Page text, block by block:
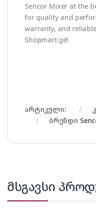
Sencor Mixer at the
for quality and
warranty, and
Shopmart.ge!
არტიკული:
ბრენდი
მსგავსი